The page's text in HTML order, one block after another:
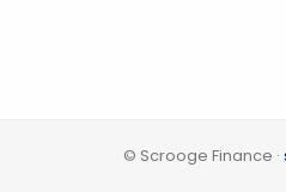
© Scrooge Finance ·